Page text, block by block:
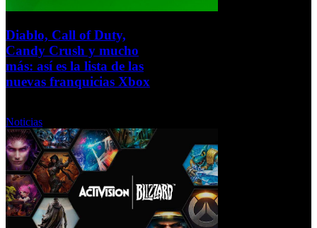
Diablo, Call of Duty,
Candy Crush y mucho
más: así es la lista de las
nuevas franquicias Xbox
Noticias